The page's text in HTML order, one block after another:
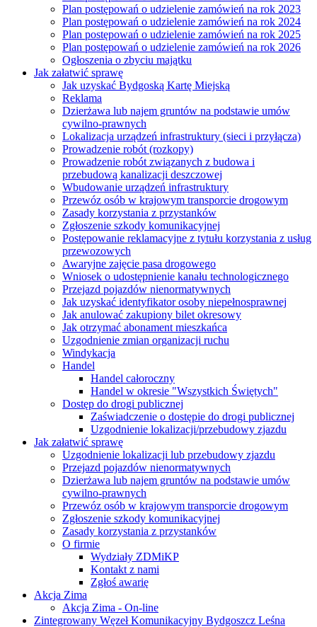
Plan postępowań o udzielenie zamówień na rok 2023
Plan postępowań o udzielenie zamówień na rok 2024
Plan postępowań o udzielenie zamówień na rok 2025
Plan postępowań o udzielenie zamówień na rok 2026
Ogłoszenia o zbyciu majątku
Jak załatwić sprawę
Jak uzyskać Bydgoską Kartę Miejską
Reklama
Dzierżawa lub najem gruntów na podstawie umów
cywilno-prawnych
Lokalizacja urządzeń infrastruktury (sieci i przyłącza)
Prowadzenie robót (rozkopy)
Prowadzenie robót związanych z budowa i
przebudową kanalizacji deszczowej
Wbudowanie urządzeń infrastruktury
Przewóz osób w krajowym transporcie drogowym
Zasady korzystania z przystanków
Zgłoszenie szkody komunikacyjnej
Postępowanie reklamacyjne z tytułu korzystania z usług
przewozowych
Awaryjne zajęcie pasa drogowego
Wniosek o udostępnienie kanału technologicznego
Przejazd pojazdów nienormatywnych
Jak uzyskać identyfikator osoby niepełnosprawnej
Jak anulować zakupiony bilet okresowy
Jak otrzymać abonament mieszkańca
Uzgodnienie zmian organizacji ruchu
Windykacja
Handel
Handel całoroczny
Handel w okresie "Wszystkich Świętych"
Dostęp do drogi publicznej
Zaświadczenie o dostępie do drogi publicznej
Uzgodnienie lokalizacji/przebudowy zjazdu
Jak załatwić sprawę
Uzgodnienie lokalizacji lub przebudowy zjazdu
Przejazd pojazdów nienormatywnych
Dzierżawa lub najem gruntów na podstawie umów
cywilno-prawnych
Przewóz osób w krajowym transporcie drogowym
Zgłoszenie szkody komunikacyjnej
Zasady korzystania z przystanków
O firmie
Wydziały ZDMiKP
Kontakt z nami
Zgłoś awarię
Akcja Zima
Akcja Zima - On-line
Zintegrowany Węzeł Komunikacyjny Bydgoszcz Leśna